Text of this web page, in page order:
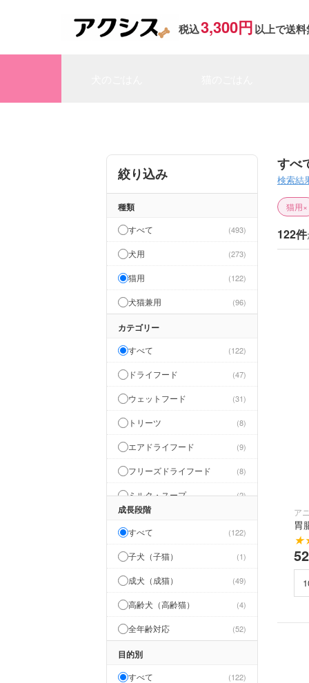
税込3,300円以上で送料
絞り込み
種類
すべて 493
犬用 273
猫用 122
犬猫兼用 96
カテゴリー
すべて 122
ドライフード 47
ウェットフード 31
トリーツ 8
エアドライフード 9
フリーズドライフード 8
ミルク・スープ 2
お散歩・お出かけ 2
成長段階
すべて 122
子犬（子猫） 1
成犬（成猫） 49
高齢犬（高齢猫） 4
全年齢対応 52
目的別
すべて 122
すべ
検索結
猫用×
122件
ア
胃
★